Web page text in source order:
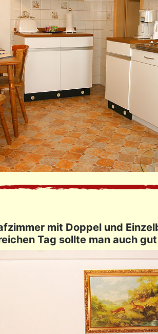
mit Doppel und
Tag sollte man auch